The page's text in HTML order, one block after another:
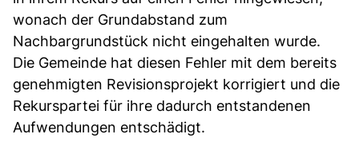
wonach der Grundabstand zum
Nachbargrundstück nicht eingehalten wurde.
Die Gemeinde hat diesen Fehler mit dem bereits
genehmigten Revisionsprojekt korrigiert und die
Rekurspartei für ihre dadurch entstandenen
Aufwendungen entschädigt.